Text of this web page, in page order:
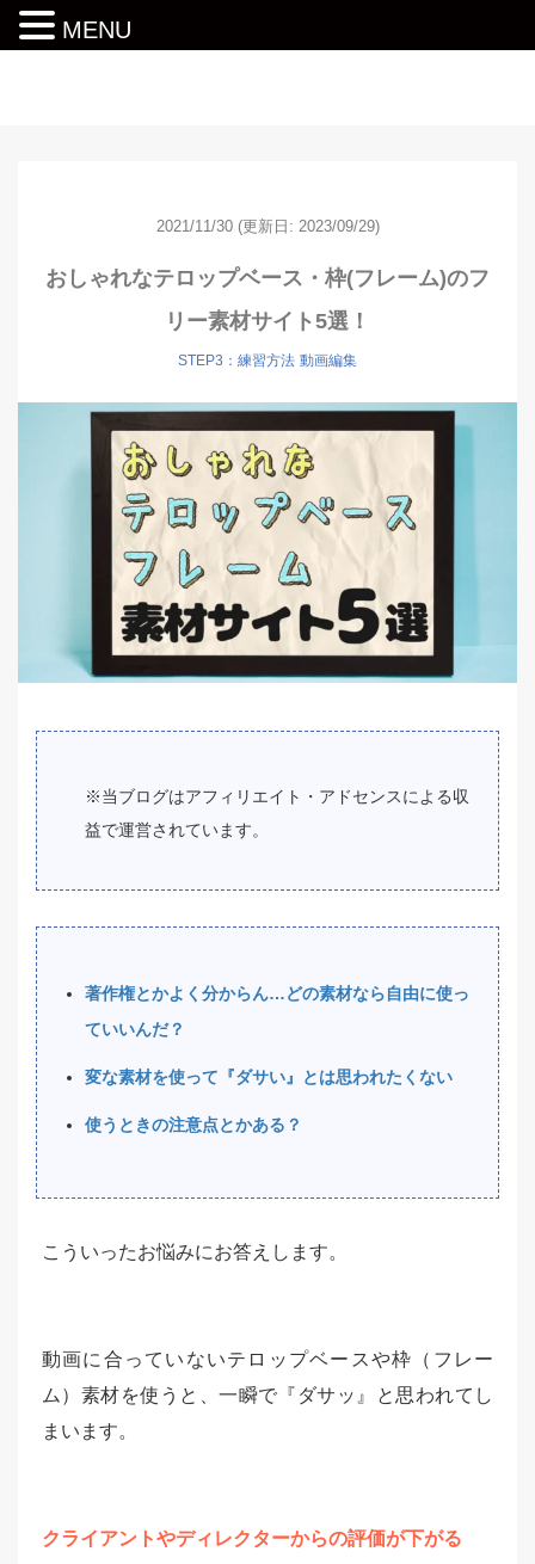
2021/11/30 (更新日: 2023/09/29)
おしゃれなテロップベース・枠(フレーム)のフ
リー素材サイト5選！
STEP3：練習方法 動画編集
※当ブログはアフィリエイト・アドセンスによる収
益で運営されています。
著作権とかよく分からん…どの素材なら自由に使っ
ていいんだ？
変な素材を使って『ダサい』とは思われたくない
使うときの注意点とかある？
こういったお悩みにお答えします。
動画に合っていないテロップベースや枠（フレー
ム）素材を使うと、一瞬で『ダサッ』と思われてし
まいます。
クライアントやディレクターからの評価が下がる
MENU